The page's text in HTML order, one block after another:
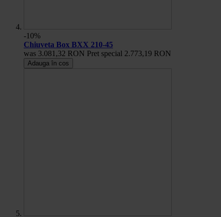
-10%
Chiuveta Box BXX 210-45
was 3.081,32 RON Pret special 2.773,19 RON
Adauga în cos